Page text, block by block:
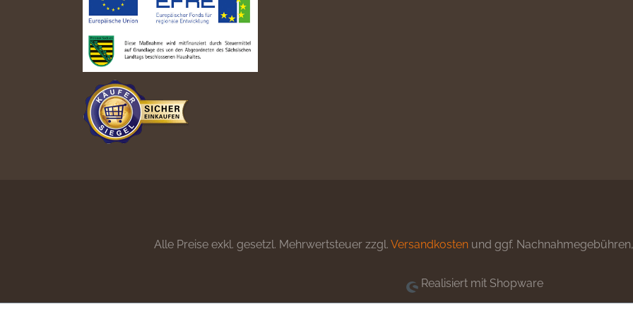
Alle Preise exkl. gesetzl. Mehrwertsteuer zzgl. Versandkosten und ggf.
Realisiert mit Shopware